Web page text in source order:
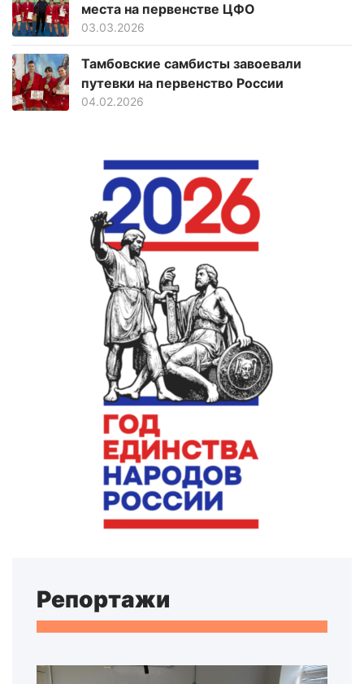
места на первенстве ЦФО
03.03.2026
Тамбовские самбисты завоевали
путевки на первенство России
04.02.2026
Репортажи